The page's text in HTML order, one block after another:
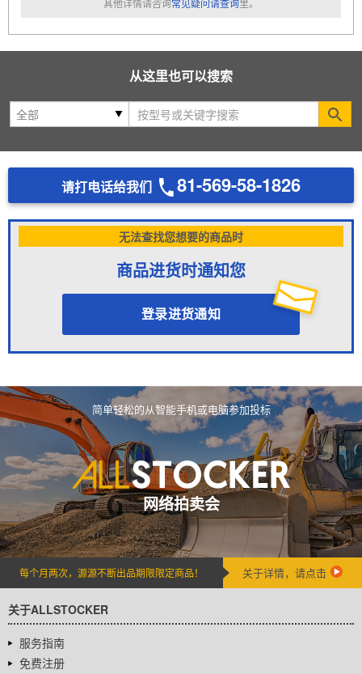
其他详情请咨询常见疑问请查询里。
从这里也可以搜索
请打电话给我们 81-569-58-1826
无法查找您想要的商品时
商品进货时通知您
登录进货通知
简单轻松的从智能手机或电脑参加投标
网络拍卖会
每个月两次，源源不断出品期限限定商品！ 关于详情，请点击
关于ALLSTOCKER
服务指南
免费注册